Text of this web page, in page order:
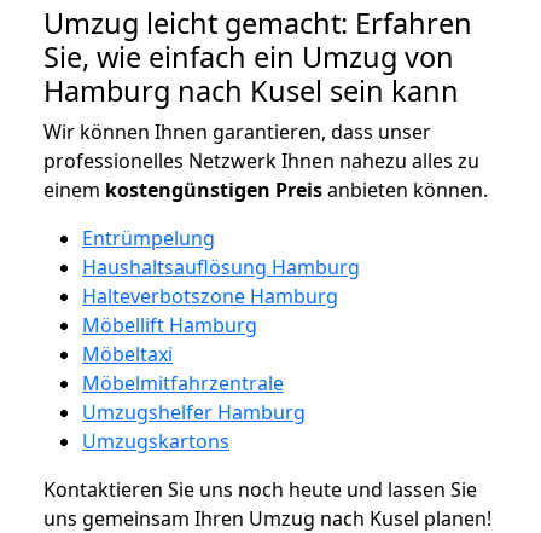
Umzug leicht gemacht: Erfahren
Sie, wie einfach ein Umzug von
Hamburg nach Kusel sein kann
Wir können Ihnen garantieren, dass unser
professionelles Netzwerk Ihnen nahezu alles zu
einem kostengünstigen Preisanbieten können.
Entrümpelung
Haushaltsauflösung Hamburg
Halteverbotszone Hamburg
Möbellift Hamburg
Möbeltaxi
Möbelmitfahrzentrale
Umzugshelfer Hamburg
Umzugskartons
Kontaktieren Sie uns noch heute und lassen Sie
uns gemeinsam Ihren Umzug nach Kusel planen!